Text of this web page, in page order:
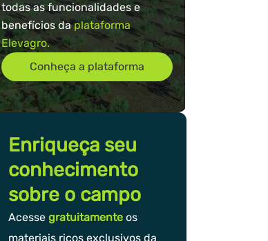
todas as funcionalidades e
benefícios daplataforma
Elevagro.
Conheça a plataforma
Enriqueça seu
conhecimento
sobre o campo
Acesse gratuitamenteos
materiais ricos exclusivos da